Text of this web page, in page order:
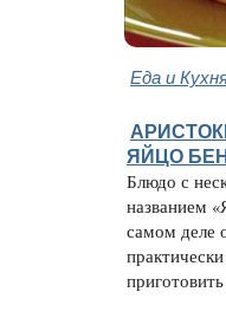
Еда и
ЯЙЦО
Блюдо с
названием
самом деле